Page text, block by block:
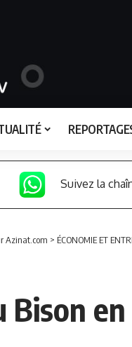
Suivez la
Azinat.com > ÉCONOMIE ET